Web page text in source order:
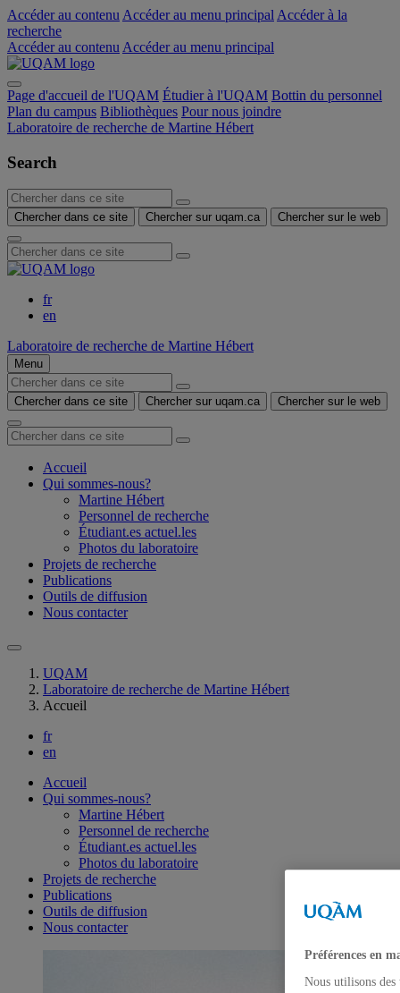
Accéder au contenu Accéder au menu principal Accéder à la
recherche
Accéder au contenu Accéder au menu principal
Page d'accueil de l'UQAM Étudier à l'UQAM Bottin du personnel
Plan du campus Bibliothèques Pour nous joindre
Laboratoire de recherche de Martine Hébert
Search
Chercher dans ce site Chercher sur uqam.ca Chercher sur le web
fr
en
Laboratoire de recherche de Martine Hébert
Menu
Chercher dans ce site Chercher sur uqam.ca Chercher sur le web
Accueil
Qui sommes-nous?
Martine Hébert
Personnel de recherche
Étudiant.es actuel.les
Photos du laboratoire
Projets de recherche
Publications
Outils de diffusion
Nous contacter
UQAM
Laboratoire de recherche de Martine Hébert
Accueil
fr
en
Accueil
Qui sommes-nous?
Martine Hébert
Personnel de recherche
Étudiant.es actuel.les
Photos du laboratoire
Projets de recherche
Publications
Outils de diffusion
Nous contacter
Préférences en
Nous utilisons